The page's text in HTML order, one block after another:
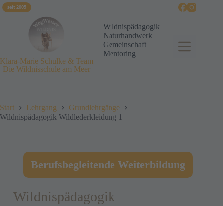
seit 2005
Klara-Marie Schulke & Team
Die Wildnisschule am Meer
Wildnispädagogik
Naturhandwerk
Gemeinschaft
Mentoring
Start Lehrgang
Grundlehrgänge
Wildnispädagogik Wildlederkleidung 1
Berufsbegleitende Weiterbildung
Wildnispädagogik